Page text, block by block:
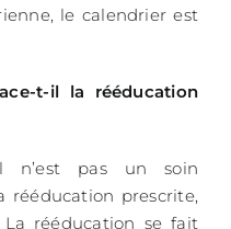
le calendrier est
t-il la rééducation
n’est pas un soin
rééducation prescrite,
rééducation se fait